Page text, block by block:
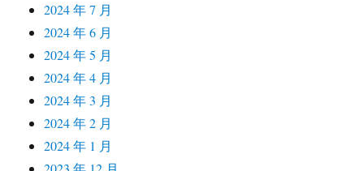
2024 年 7 月
2024 年 6 月
2024 年 5 月
2024 年 4 月
2024 年 3 月
2024 年 2 月
2024 年 1 月